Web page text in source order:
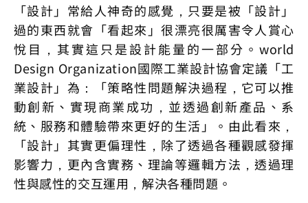
「設計」常給人神奇的感覺，只要是被「設計」
過的東西就會「看起來」很漂亮很厲害令人賞心
悅目，其實這只是設計能量的一部分。world
Design Organization國際工業設計協會定議「工
業設計」為：「策略性問題解決過程，它可以推
動創新、實現商業成功，並透過創新產品、系
統、服務和體驗帶來更好的生活」。由此看來，
「設計」其實更偏理性，除了透過各種觀感發揮
影響力，更內含實務、理論等邏輯方法，透過理
性與感性的交互運用，解決各種問題。